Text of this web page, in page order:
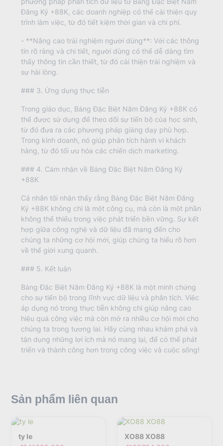
Đăng Ký +88K, các doanh nghiệp có thể cải thiện quy
trình làm việc, từ đó tiết kiệm thời gian và chi phí.
- **Nâng cao trải nghiệm người dùng**: Với các thông
tin rõ ràng và chi tiết, người dùng có thể dễ dàng tìm
thấy thông tin cần thiết, từ đó cải thiện trải nghiệm và
sự hài lòng.
### 3. Ứng dụng thực tiễn
Trong giáo dục, Bảng Đặc Biệt Năm Đăng Ký +88K có
thể được sử dụng để theo dõi sự tiến bộ của học sinh,
từ đó đưa ra các phương pháp giảng dạy phù hợp.
Trong kinh doanh, nó giúp phân tích hành vi khách
hàng, từ đó tối ưu hóa các chiến dịch marketing.
### 4. Cảm nhận về Bảng Đặc Biệt Năm Đăng Ký
+88K
Cá nhân tôi nhận thấy rằng Bảng Đặc Biệt Năm Đăng
Ký +88K không chỉ là một công cụ, mà còn là một phần
không thể thiếu trong việc phát triển bền vững. Sự kết
hợp giữa công nghệ và dữ liệu đã mang đến cho
chúng ta những cơ hội mới, giúp chúng ta hiểu rõ hơn
về thế giới xung quanh.
### 5. Kết luận
Bảng Đặc Biệt Năm Đăng Ký +88K là một minh chứng
cho sự tiến bộ trong lĩnh vực dữ liệu và phân tích. Việc
áp dụng nó trong thực tiễn không chỉ giúp nâng cao
hiệu quả công việc mà còn mở ra nhiều cơ hội mới cho
chúng ta trong tương lai. Hãy cùng nhau khám phá và
tận dụng những lợi ích mà nó mang lại, để có thể phát
triển và thành công hơn trong công việc và cuộc sống!
Sản phẩm liên quan
ty le XO88 XO88